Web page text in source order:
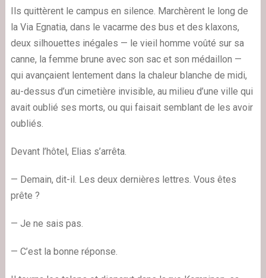
Ils quittèrent le campus en silence. Marchèrent le long de
la Via Egnatia, dans le vacarme des bus et des klaxons,
deux silhouettes inégales — le vieil homme voûté sur sa
canne, la femme brune avec son sac et son médaillon —
qui avançaient lentement dans la chaleur blanche de midi,
au-dessus d’un cimetière invisible, au milieu d’une ville qui
avait oublié ses morts, ou qui faisait semblant de les avoir
oubliés.
Devant l’hôtel, Elias s’arrêta.
— Demain, dit-il. Les deux dernières lettres. Vous êtes
prête ?
— Je ne sais pas.
— C’est la bonne réponse.